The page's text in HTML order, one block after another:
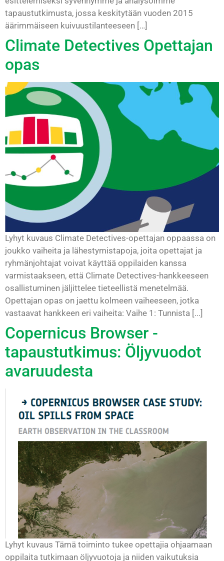
tapaustutkimusta, jossa keskitytään vuoden 2015
äärimmäiseen kuivuustilanteeseen […]
Climate Detectives Opettajan
opas
Lyhyt kuvaus Climate Detectives-opettajan oppaassa on
joukko vaiheita ja lähestymistapoja, joita opettajat ja
ryhmänjohtajat voivat käyttää oppilaiden kanssa
varmistaakseen, että Climate Detectives-hankkeeseen
osallistuminen jäljittelee tieteellistä menetelmää.
Opettajan opas on jaettu kolmeen vaiheeseen, jotka
vastaavat hankkeen eri vaiheita: Vaihe 1: Tunnista [...]
Copernicus Browser -
tapaustutkimus: Öljyvuodot
avaruudesta
Lyhyt kuvaus Tämä toiminto tukee opettajia ohjaamaan
oppilaita tutkimaan öljyvuotoja ja niiden vaikutuksia